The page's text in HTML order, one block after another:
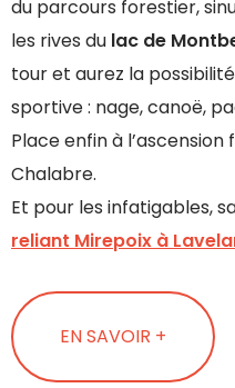
du parcours forestier,
les rives du lac de
tour et aurez la
sportive : nage, canoë,
Place enfin à
Chalabre.
Et pour les infatigables,
reliant Mirepoix à
EN SAVOIR +